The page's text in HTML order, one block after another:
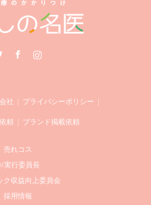
社 プライバシーポリシー
頼 ブランド掲載依頼
売れコス
実行委員長
ク収益向上委員会
採用情報